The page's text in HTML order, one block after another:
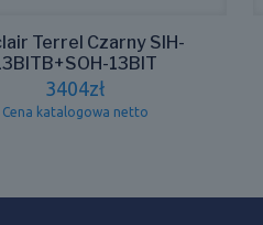
Terrel Czarny SIH-
13BIT
3404zł
Cena katalogowa netto